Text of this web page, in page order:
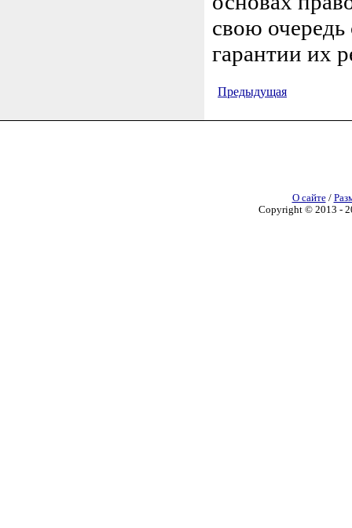
свою
гарантии их
Предыдущая
О сайте/
Copyright © 2013 -